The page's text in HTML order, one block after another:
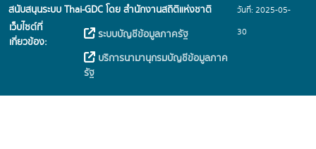
สนับสนุนระบบ Thai-GDC โดย สำนักงานสถิติแห่งชาติ
เว็บไซต์ที่
เกี่ยวข้อง:
ระบบบัญชีข้อมูลภาครัฐ
บริการนามานุกรมบัญชีข้อมูลภาค
รัฐ
วันที่: 2025-05-
30